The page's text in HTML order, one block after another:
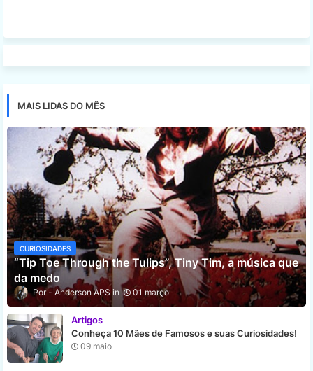
MAIS LIDAS DO MÊS
CURIOSIDADES
“Tip Toe Through the Tulips”, Tiny Tim, a música que
da medo
Anderson APS 01 março
Artigos
Conheça 10 Mães de Famosos e suas Curiosidades!
09 maio